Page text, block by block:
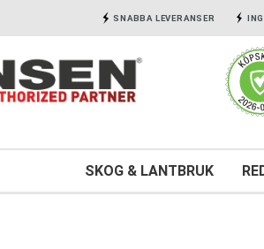
SNABBA LEVERANSER
SKOG & LANTBRUK